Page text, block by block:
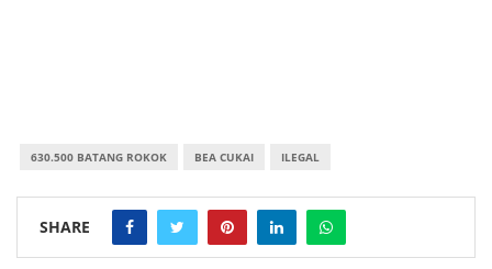
630.500 BATANG ROKOK BEA CUKAI ILEGAL
SHARE